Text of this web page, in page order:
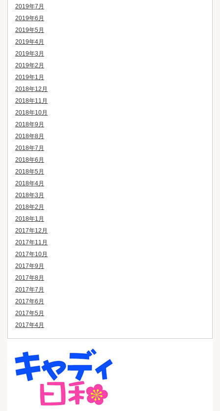
2019年7月
2019年6月
2019年5月
2019年4月
2019年3月
2019年2月
2019年1月
2018年12月
2018年11月
2018年10月
2018年9月
2018年8月
2018年7月
2018年6月
2018年5月
2018年4月
2018年3月
2018年2月
2018年1月
2017年12月
2017年11月
2017年10月
2017年9月
2017年8月
2017年7月
2017年6月
2017年5月
2017年4月